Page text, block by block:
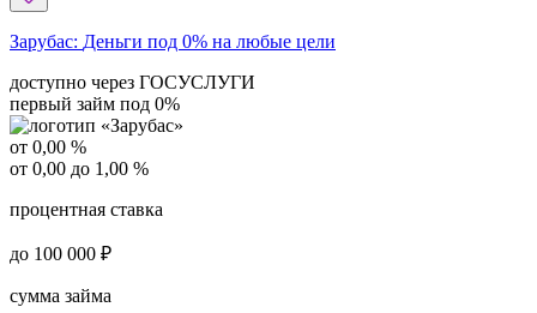
Зарубас: Деньги под 0% на любые цели
доступно через ГОСУСЛУГИ
первый займ под 0%
от 0,00 %
от 0,00 до 1,00 %
процентная ставка
до 100 000 ₽
сумма займа